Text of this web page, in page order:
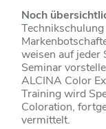
Noch
weisen auf jeder
Seminar
ALCINA Color
Training wird
Coloration,
vermittelt.